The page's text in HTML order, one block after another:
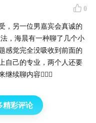
0
，另一位男嘉宾会真诚的
，海晨有一种聊了几个小
感觉完全没吸收到前面的
自己的专业，两个人还要
续聊内容🤦🏻‍♀️
精彩评论